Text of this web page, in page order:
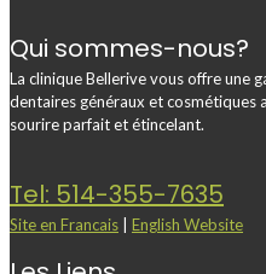
Qui sommes-nous?
La clinique Bellerive vous offre une
dentaires généraux et cosmétiques
sourire parfait et étincelant.
Tel: 514-355-7635
Site en Francais | English Website